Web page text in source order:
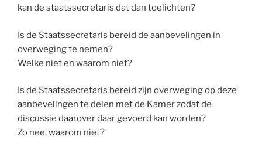
kan de staatssecretaris dat dan toelichten?
Is de Staatssecretaris bereid de aanbevelingen in
overweging te nemen?
Welke niet en waarom niet?
Is de Staatssecretaris bereid zijn overweging op deze
aanbevelingen te delen met de Kamer zodat de
discussie daarover daar gevoerd kan worden?
Zo nee, waarom niet?